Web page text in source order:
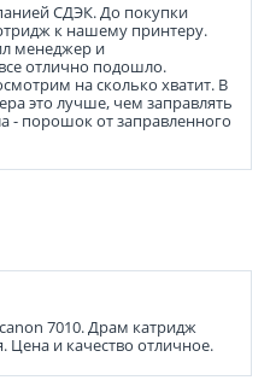
СДЭК. До покупки
к нашему принтеру.
менеджер и
отлично подошло.
на сколько хватит. В
это лучше, чем заправлять
- порошок от заправленного
7010. Драм катридж
и качество отличное.